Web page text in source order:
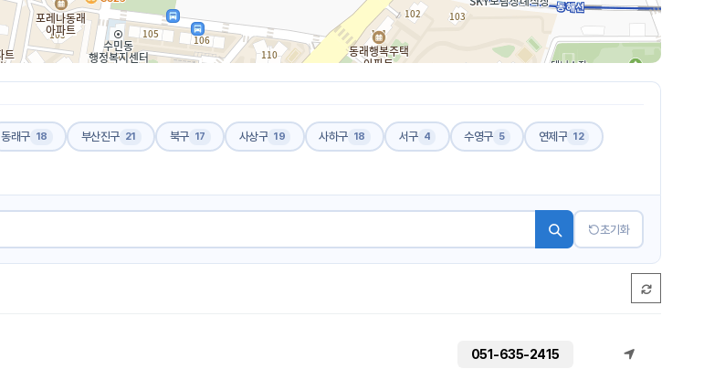
동래구 18 부산진구 21 북구 17 사상구 19 사하구 18 서구 4 수영구 5 연제구 12
초기화
051-635-2415